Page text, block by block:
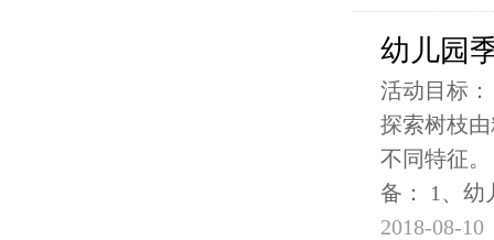
幼儿园
活动目标
探索树枝
不同特征
备： 1、幼
2018-08-10